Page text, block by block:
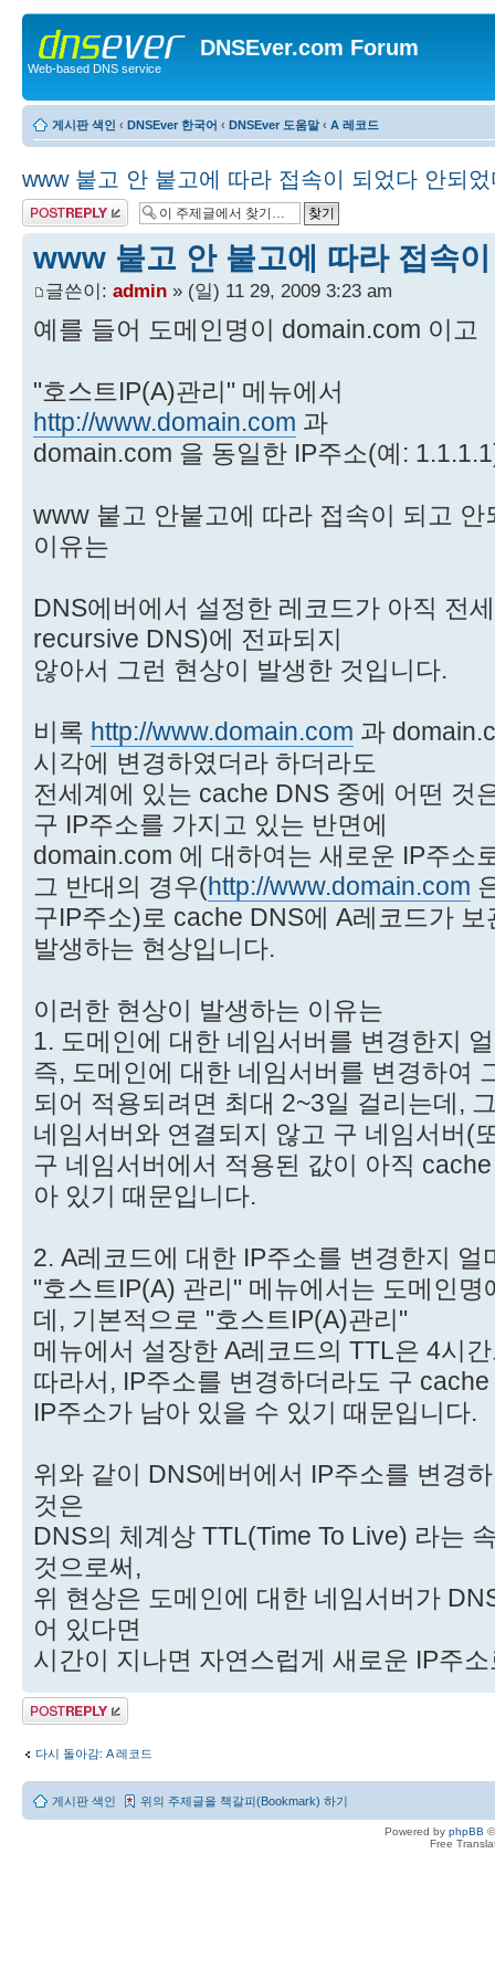
DNSEver.com Forum
Web-based DNS service
게시판 색인 ‹ DNSEver 한국어 ‹ DNSEver 도움말 ‹ A 레코드
www 붙고 안 붙고에 따라 접속이 되었다 안되
답변 게시글
www 붙고 안 붙고에 따라 접속
글쓴이: admin » (일) 11 29, 2009 3:23 am
예를 들어 도메인명이 domain.com 이고
"호스트IP(A)관리" 메뉴에서
http://www.domain.com 과
domain.com 을 동일한 IP주소(예:
www 붙고 안붙고에 따라 접속이 되고
이유는
DNS에버에서 설정한 레코드가 아직 전
recursive DNS)에 전파되지
않아서 그런 현상이 발생한 것입니다.
비록 http://www.domain.com 과
시각에 변경하였더라 하더라도
전세계에 있는 cache DNS 중에 어떤 것
구 IP주소를 가지고 있는 반면에
domain.com 에 대하여는 새로운 IP주소
그 반대의 경우(http://www.domain.com
구IP주소)로 cache DNS에 A레코드가
발생하는 현상입니다.
이러한 현상이 발생하는 이유는
1. 도메인에 대한 네임서버를 변경한지
즉, 도메인에 대한 네임서버를 변경하여
되어 적용되려면 최대 2~3일 걸리는데,
네임서버와 연결되지 않고 구 네임서버(
구 네임서버에서 적용된 값이 아직
아 있기 때문입니다.
2. A레코드에 대한 IP주소를 변경한지 얼
"호스트IP(A) 관리" 메뉴에서는 도메인
데, 기본적으로 "호스트IP(A)관리"
메뉴에서 설장한 A레코드의 TTL은 4시
따라서, IP주소를 변경하더라도 구
IP주소가 남아 있을 수 있기 때문입니다.
위와 같이 DNS에버에서 IP주소를 변경
것은
DNS의 체계상 TTL(Time To Live) 라는
것으로써,
위 현상은 도메인에 대한 네임서버가
어 있다면
시간이 지나면 자연스럽게 새로운 IP주
답변 게시글
다시 돌아감: A 레코드
게시판 색인 위의 주제글을 책갈피(Bookmark) 하기
Powered by phpBB
Free